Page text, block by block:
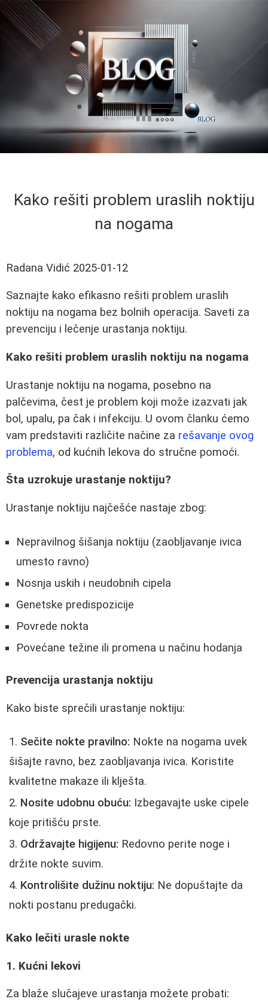
Kako rešiti problem uraslih noktiju
na nogama
Radana Vidić 2025-01-12
Saznajte kako efikasno rešiti problem uraslih
noktiju na nogama bez bolnih operacija. Saveti za
prevenciju i lečenje urastanja noktiju.
Kako rešiti problem uraslih noktiju na nogama
Urastanje noktiju na nogama, posebno na
palčevima, čest je problem koji može izazvati jak
bol, upalu, pa čak i infekciju. U ovom članku ćemo
vam predstaviti različite načine za rešavanje ovog
problema, od kućnih lekova do stručne pomoći.
Šta uzrokuje urastanje noktiju?
Urastanje noktiju najčešće nastaje zbog:
Nepravilnog šišanja noktiju (zaobljavanje ivica
umesto ravno)
Nosnja uskih i neudobnih cipela
Genetske predispozicije
Povrede nokta
Povećane težine ili promena u načinu hodanja
Prevencija urastanja noktiju
Kako biste sprečili urastanje noktiju:
Sečite nokte pravilno: Nokte na nogama uvek
šišajte ravno, bez zaobljavanja ivica. Koristite
kvalitetne makaze ili klješta.
Nosite udobnu obuću: Izbegavajte uske cipele
koje pritišću prste.
Održavajte higijenu: Redovno perite noge i
držite nokte suvim.
Kontrolišite dužinu noktiju: Ne dopuštajte da
nokti postanu predugački.
Kako lečiti urasle nokte
1. Kućni lekovi
Za blaže slučajeve urastanja možete probati: